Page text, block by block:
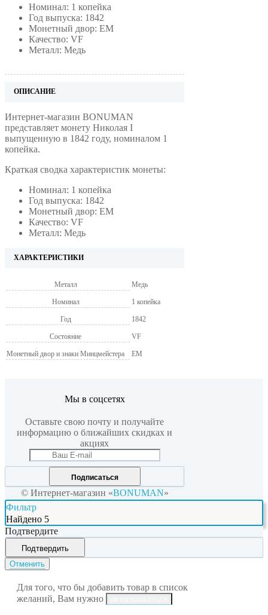
Номинал: 1 копейка
Год выпуска: 1842
Монетный двор: ЕМ
Качество: VF
Металл: Медь
ОПИСАНИЕ
Интернет-магазин BONUMAN
представляет монету Николая I
выпущенную в 1842 году, номиналом 1
копейка.
Краткая сводка характеристик монеты:
Номинал: 1 копейка
Год выпуска: 1842
Монетный двор: ЕМ
Качество: VF
Металл: Медь
ХАРАКТЕРИСТИКИ
Металл Медь
Номинал 1 копейка
Год 1842
Состояние VF
Монетный двор и знаки Минцмейстера EM
Мы в соцсетях
Оставьте свою почту и получайте
информацию о ближайших скидках и
акциях
Подписаться
© Интернет-магазин «BONUMAN»
Фильтр
Найдено 5
Подтвердите
Подтвердить
Отменить
Для того, что бы добавить товар в список
желаний, Вам нужно